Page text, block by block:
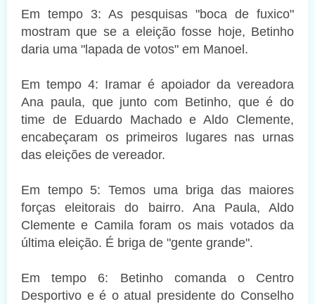
Em tempo 3: As pesquisas "boca de fuxico"
mostram que se a eleição fosse hoje, Betinho
daria uma "lapada de votos" em Manoel.
Em tempo 4: Iramar é apoiador da vereadora
Ana paula, que junto com Betinho, que é do
time de Eduardo Machado e Aldo Clemente,
encabeçaram os primeiros lugares nas urnas
das eleições de vereador.
Em tempo 5: Temos uma briga das maiores
forças eleitorais do bairro. Ana Paula, Aldo
Clemente e Camila foram os mais votados da
última eleição. É briga de "gente grande".
Em tempo 6: Betinho comanda o Centro
Desportivo e é o atual presidente do Conselho